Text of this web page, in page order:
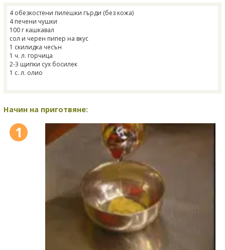
4 обезкостени пилешки гърди (без кожа)
4 печени чушки
100 г кашкавал
сол и черен пипер на вкус
1 скилидка чесън
1 ч. л. горчица
2-3 щипки сух босилек
1 с. л. олио
Начин на приготвяне:
1